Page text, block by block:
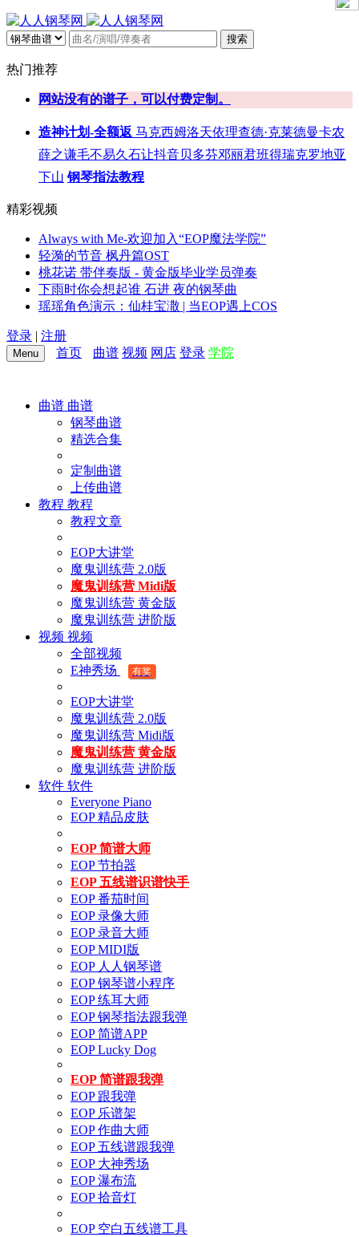
搜索
热门推荐
网站没有的谱子，可以付费定制。
造神计划-全额返 马克西姆洛天依理查德·克莱德曼卡农
薛之谦毛不易久石让抖音贝多芬邓丽君班得瑞克罗地亚
下山 钢琴指法教程
精彩视频
Always with Me-欢迎加入“EOP魔法学院”
轻漪的节音 枫丹篇OST
桃花诺 带伴奏版 - 黄金版毕业学员弹奏
下雨时你会想起谁 石进 夜的钢琴曲
瑶瑶角色演示：仙桂宝潵 | 当EOP遇上COS
登录 | 注册
Menu 首页 曲谱 视频 网店 登录 学院
曲谱 曲谱
钢琴曲谱
精选合集
定制曲谱
上传曲谱
教程 教程
教程文章
EOP大讲堂
魔鬼训练营 2.0版
魔鬼训练营 Midi版
魔鬼训练营 黄金版
魔鬼训练营 进阶版
视频 视频
全部视频
E神秀场
有奖
EOP大讲堂
魔鬼训练营 2.0版
魔鬼训练营 Midi版
魔鬼训练营 黄金版
魔鬼训练营 进阶版
软件 软件
Everyone Piano
EOP 精品皮肤
EOP 简谱大师
EOP 节拍器
EOP 五线谱识谱快手
EOP 番茄时间
EOP 录像大师
EOP 录音大师
EOP MIDI版
EOP 人人钢琴谱
EOP 钢琴谱小程序
EOP 练耳大师
EOP 钢琴指法跟我弹
EOP 简谱APP
EOP Lucky Dog
EOP 简谱跟我弹
EOP 跟我弹
EOP 乐谱架
EOP 作曲大师
EOP 五线谱跟我弹
EOP 大神秀场
EOP 瀑布流
EOP 拾音灯
EOP 空白五线谱工具